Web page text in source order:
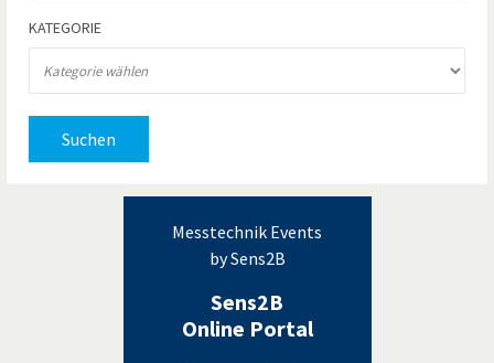
KATEGORIE
Suchen
Messtechnik Events
by Sens2B
Sens2B
Online Portal